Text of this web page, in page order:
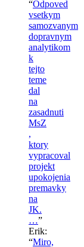
“Odpoved
vsetkym
samozvanym
dopravnym
analytikom
k
tejto
teme
dal
na
zasadnuti
MsZ
,
ktory
vypracoval
projekt
upokojenia
premavky
na
JK.
…”
Erik:
“Miro,